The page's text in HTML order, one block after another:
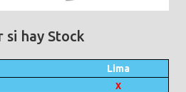
si hay Stock
Lima
X